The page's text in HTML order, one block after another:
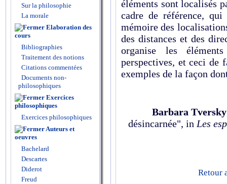
Sur la philosophie
La morale
Elaboration des
cours
Bibliographies
Traitement des notions
Citations commentées
Documents non-
philosophiques
Exercices
philosophiques
Exercices philosophiques
Auteurs et
oeuvres
Bachelard
Descartes
Diderot
Freud
éléments sont localisés
cadre de référence,
mémoire des
des distances et des
organise les
perspectives, et ceci de
exemples de la façon
Barbara Tversky
désincarnée", in Les
Retour